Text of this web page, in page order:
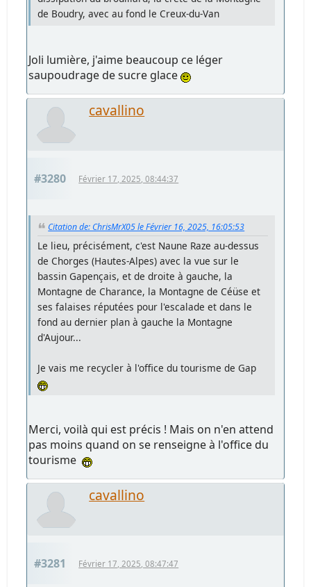
de Boudry, avec au fond le Creux-du-Van
Joli lumière, j'aime beaucoup ce léger
saupoudrage de sucre glace
cavallino
#3280 Février 17, 2025, 08:44:37
Citation de: ChrisMrX05 le Février 16, 2025, 16:05:53
Le lieu, précisément, c'est Naune Raze au-dessus
de Chorges (Hautes-Alpes) avec la vue sur le
bassin Gapençais, et de droite à gauche, la
Montagne de Charance, la Montagne de Céüse et
ses falaises réputées pour l'escalade et dans le
fond au dernier plan à gauche la Montagne
d'Aujour...
Je vais me recycler à l'office du tourisme de Gap
Merci, voilà qui est précis ! Mais on n'en attend
pas moins quand on se renseigne à l'office du
tourisme
cavallino
#3281 Février 17, 2025, 08:47:47